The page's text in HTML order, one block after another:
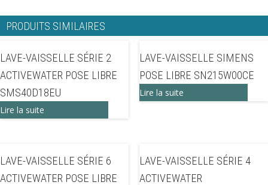
PRODUITS SIMILAIRES
LAVE-VAISSELLE SÉRIE 2
ACTIVEWATER POSE LIBRE
SMS40D18EU
Lire la suite
LAVE-VAISSELLE SIMENS
POSE LIBRE SN215W00CE
Lire la suite
LAVE-VAISSELLE SÉRIE 6
ACTIVEWATER POSE LIBRE
LAVE-VAISSELLE SÉRIE 4
ACTIVEWATER